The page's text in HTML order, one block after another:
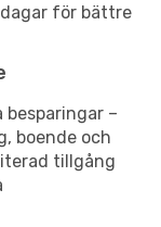
dagar för bättre
besparingar –
boende och
tillgång